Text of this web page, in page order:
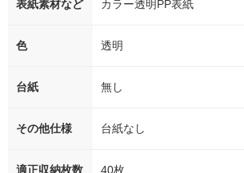
表紙素材など カラー透明PP表紙
色 透明
台紙 無し
その他仕様 台紙なし
適正収納枚数 40枚